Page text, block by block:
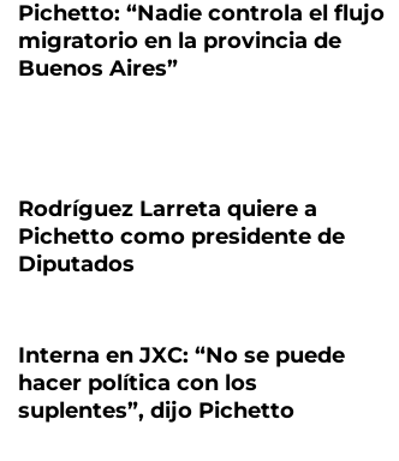
Pichetto: “Nadie controla el flujo
migratorio en la provincia de
Buenos Aires”
Rodríguez Larreta quiere a
Pichetto como presidente de
Diputados
Interna en JXC: “No se puede
hacer política con los
suplentes”, dijo Pichetto